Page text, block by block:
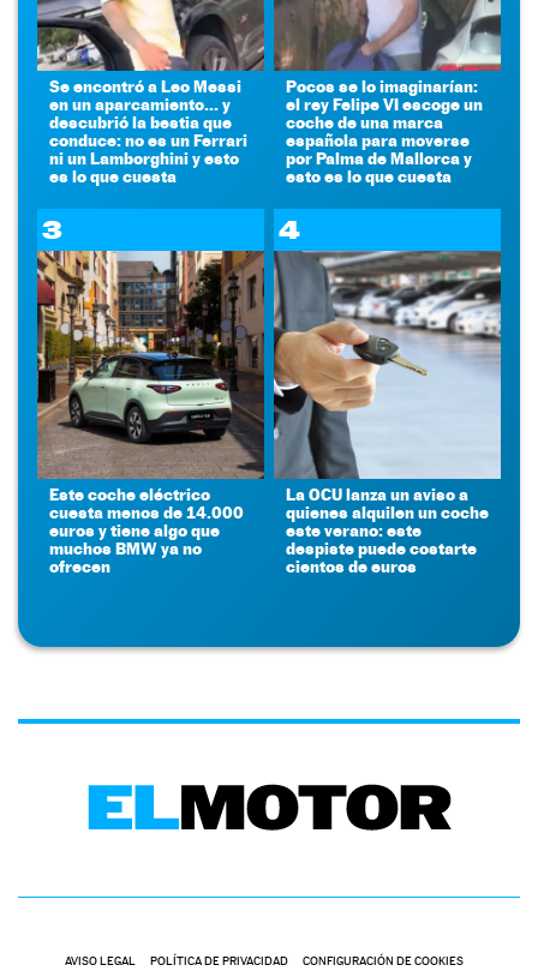
Se encontró a Leo Messi
en un aparcamiento... y
descubrió la bestia que
conduce: no es un Ferrari
ni un Lamborghini y esto
es lo que cuesta
Pocos se lo imaginarían:
el rey Felipe VI escoge un
coche de una marca
española para moverse
por Palma de Mallorca y
esto es lo que cuesta
3
Este coche eléctrico
cuesta menos de 14.000
euros y tiene algo que
muchos BMW ya no
ofrecen
4
La OCU lanza un aviso a
quienes alquilen un coche
este verano: este
despiste puede costarte
cientos de euros
AVISO LEGAL POLÍTICA DE PRIVACIDAD CONFIGURACIÓN DE COOKIES